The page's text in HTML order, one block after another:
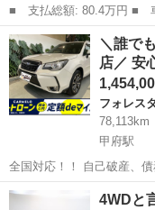
■ 支払総額: 80.4万円 ■ 車両本体価格： 590,000 円 ■ メーカー
名： スバル ■ 車種名：
ミテッド ４ＷＤ アイサ
イヤアルミホ...
長野 長野市 フォ
＼誰で
店／ 安
フォレス
78,113km
甲府駅
全国対応！！ 自己破産、債務整理でも安心な『次世代の低与信ロー
ン』 自動車ローン審査が不安な方も、カーメル山梨店なら独自の審査
基準で中古車や未使用から新
甲府駅
4WDと